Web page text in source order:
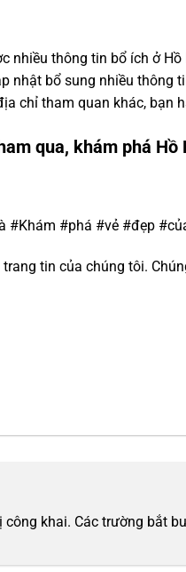
nhiều thông tin bổ ích ở
nhật bổ sung nhiều thông
chỉ tham quan khác, bạn
qua, khám phá Hồ
#phá #vẻ #đẹp
tin của chúng tôi.
công khai. Các trường bắt